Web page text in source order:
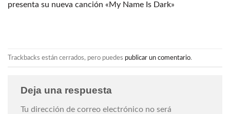
presenta su nueva canción «My Name Is Dark»
Trackbacks están cerrados, pero puedes publicar un comentario.
Deja una respuesta
Tu dirección de correo electrónico no será